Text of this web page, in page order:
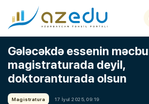
Gələcəkdə essenin
magistraturada deyil,
doktoranturada olsun
Magistratura 17 İyul 2025, 09:19